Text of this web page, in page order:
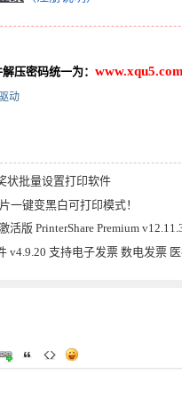
压密码统一为： www.xqu5.com
动
状批量设置打印软件
一键变黑白可打印模式！
活版 PrinterShare Premium
v4.9.20 支持电子发票 数电发票